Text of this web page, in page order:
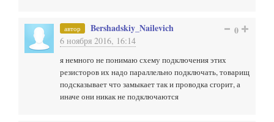
автор Bershadskiy_Nailevich
6 ноября 2016, 16:14
0
я немного не понимаю схему подключения этих
резисторов их надо параллельно подключать, товарищ
подсказывает что замыкает так и проводка сгорит, а
иначе они никак не подключаются